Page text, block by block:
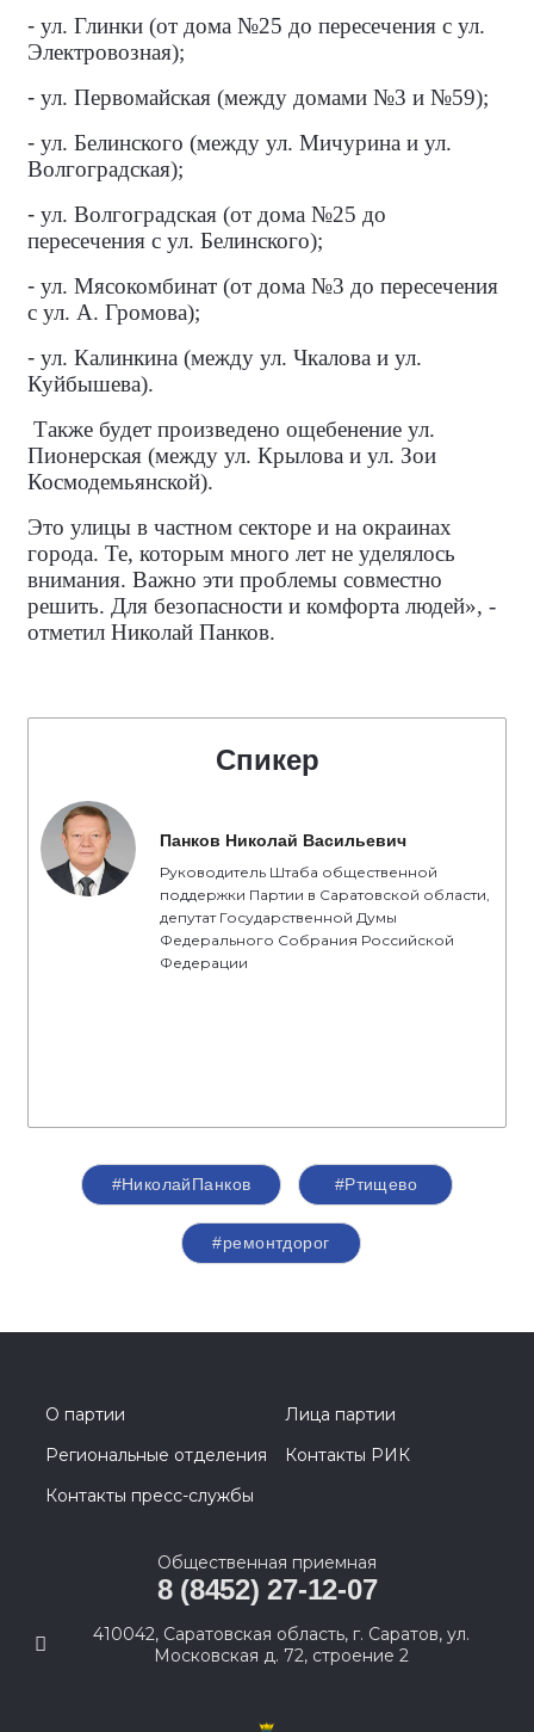
- ул. Глинки (от дома №25 до пересечения с ул.
Электровозная);
- ул. Первомайская (между домами №3 и №59);
- ул. Белинского (между ул. Мичурина и ул.
Волгоградская);
- ул. Волгоградская (от дома №25 до
пересечения с ул. Белинского);
- ул. Мясокомбинат (от дома №3 до пересечения
с ул. А. Громова);
- ул. Калинкина (между ул. Чкалова и ул.
Куйбышева).
Также будет произведено ощебенение ул.
Пионерская (между ул. Крылова и ул. Зои
Космодемьянской).
Это улицы в частном секторе и на окраинах
города. Те, которым много лет не уделялось
внимания. Важно эти проблемы совместно
решить. Для безопасности и комфорта людей», -
отметил Николай Панков.
Спикер
Панков Николай Васильевич
Руководитель Штаба общественной
поддержки Партии в Саратовской области,
депутат Государственной Думы
Федерального Собрания Российской
Федерации
#НиколайПанков #Ртищево
#ремонтдорог
О партии
Лица партии
Региональные отделения
Контакты РИК
Контакты пресс-службы
Общественная приемная
8 (8452) 27-12-07
410042, Саратовская область, г. Саратов, ул.
Московская д. 72, строение 2